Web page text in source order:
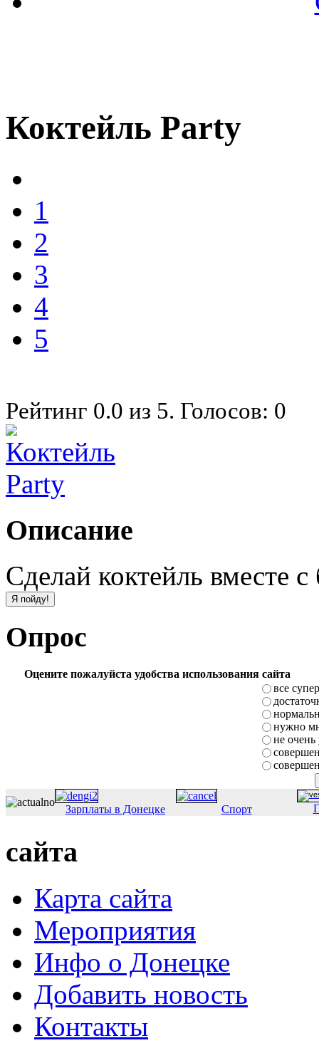
Коктейль Party
1
2
3
4
5
Рейтинг 0.0 из 5. Голосов: 0
Описание
Сделай коктейль вместе
Опрос
Оцените пожалуйста удобства использования сайта
все супер
нужно
не очень
Зарплаты в Донецке Спорт
сайта
Карта сайта
Мероприятия
Инфо о Донецке
Добавить новость
Контакты